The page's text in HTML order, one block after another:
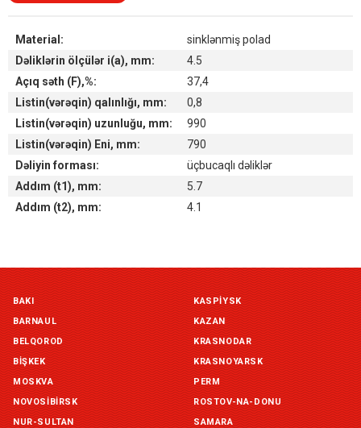
Material:
sinklənmiş polad
Dəliklərin ölçülər i(a), mm:
4.5
Açıq səth (F),%:
37,4
Listin(vərəqin) qalınlığı, mm:
0,8
Listin(vərəqin) uzunluğu, mm:
990
Listin(vərəqin) Eni, mm:
790
Dəliyin forması:
üçbucaqlı dəliklər
Addım (t1), mm:
5.7
Addım (t2), mm:
4.1
Симферополь склад (г. Симферополь, ул. Монтажная, 33а)
in stock:not in stock
Склад ГП и товаров (г. Воронеж, ул. Красный Октябрь, 1а, )
in stock:not in stock
Склад Екатеринбург (г. Екатеринбург, ул. Бисертская, д.1)
in stock:not in stock
BAKI
BARNAUL
BELQOROD
BIŞKEK
KASPIYSK
KAZAN
KRASNODAR
KRASNOYARSK
MOSKVA
NOVOSIBIRSK
NUR-SULTAN
PERM
ROSTOV-NA-DONU
SAMARA